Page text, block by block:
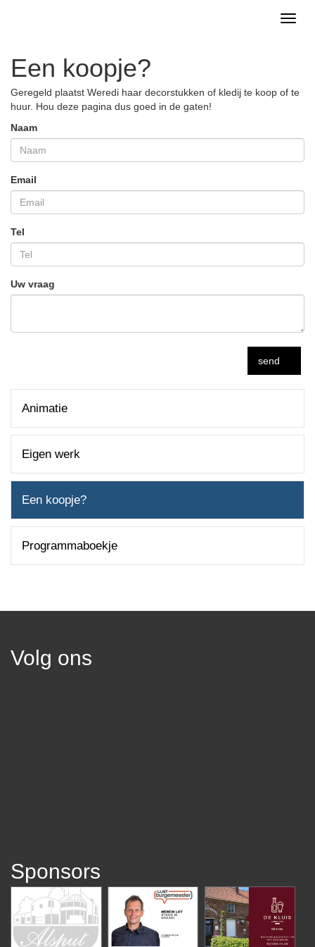
Een koopje?
Geregeld plaatst Weredi haar decorstukken of kledij te koop of te
huur. Hou deze pagina dus goed in de gaten!
Naam
Email
Tel
Uw vraag
send
Animatie
Eigen werk
Een koopje?
Programmaboekje
Volg ons
Sponsors